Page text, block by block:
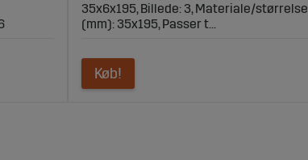
35x6x195, Billede: 3, Materiale/størrelse
(mm): 35x195, Passer t...
Køb!